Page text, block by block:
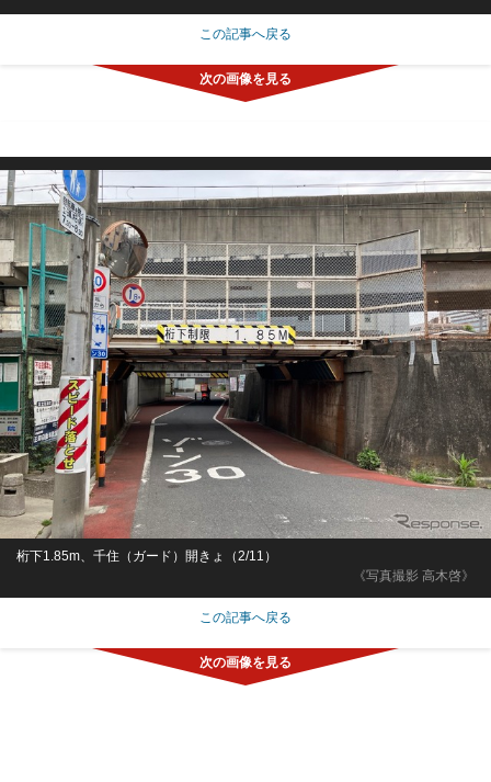
この記事へ戻る
《写真撮影 高木啓》
桁下1.85m、千住（ガード）開きょ（2/11）
この記事へ戻る